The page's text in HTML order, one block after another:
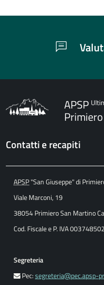
APSP
Primiero
Contatti e recapiti
APSP"San Giuseppe" di
Viale Marconi, 19
38054 Primiero San Martino
Cod. Fiscale e P. IVA
Segreteria
Pec:segreteria@pec.apsp-